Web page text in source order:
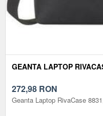
GEANTA LAPTOP
272,98 RON
Geanta Laptop RivaCase